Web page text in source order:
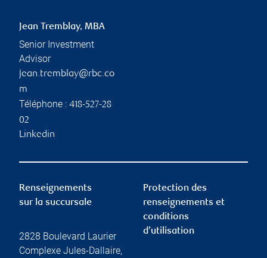
Jean Tremblay, MBA
Senior Investment
Advisor
jean.tremblay@rbc.co
m
Téléphone : 418-527-28
02
Linkedin
Renseignements
sur la succursale
2828 Boulevard Laurier
Complexe Jules-Dallaire,
Protection des
renseignements et
conditions
d’utilisation